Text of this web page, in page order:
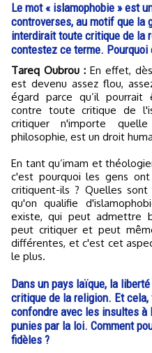
Le mot « islamophobie » est
controverses, au motif que la
interdirait toute critique de la
contestez ce terme. Pourquoi
Tareq Oubrou :En effet,
est devenu assez flou,
égard parce qu’il pourrait
contre toute critique de
critiquer n'importe
philosophie, est un droit
En tant qu’imam et
c'est pourquoi les gens
critiquent-ils ? Quelles
qu'on qualifie
existe, qui peut admettre
peut critiquer et peut
différentes, et c'est cet
le plus.
Dans un pays laïque, la
critique de la religion. Et
confondre avec les insultes à
punies par la loi. Comment
fidèles ?